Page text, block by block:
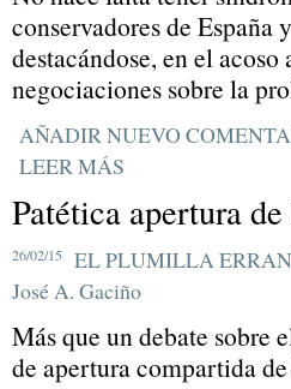
conservadores de España
destacándose, en el
negociaciones sobre la
AÑADIR NUEVO
LEER MÁS
Patética apertura
26/02/15
EL PLUMILLA
José A. Gaciño
Más que un debate sobre
de apertura compartida